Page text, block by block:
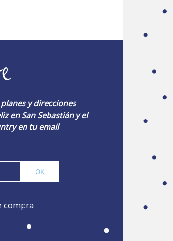
y direcciones
en San Sebastián y el
en tu email
compra